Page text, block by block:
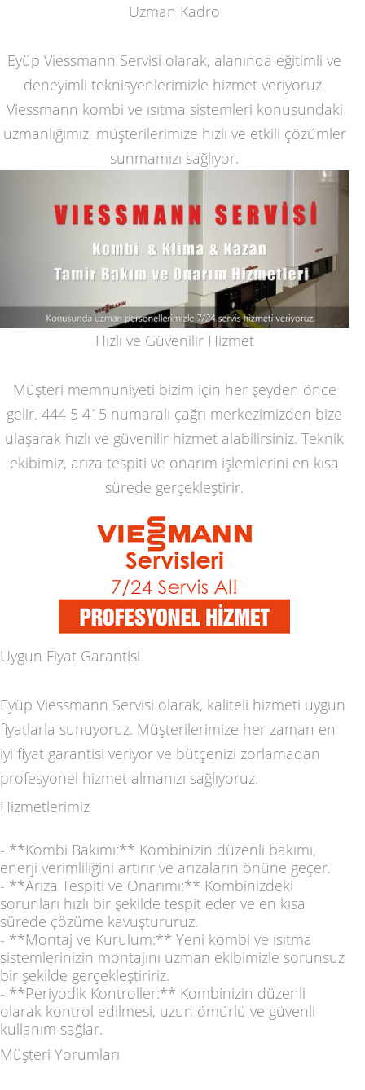
Uzman Kadro
Eyüp Viessmann Servisi olarak, alanında eğitimli ve
deneyimli teknisyenlerimizle hizmet veriyoruz.
Viessmann kombi ve ısıtma sistemleri konusundaki
uzmanlığımız, müşterilerimize hızlı ve etkili çözümler
sunmamızı sağlıyor.
Hızlı ve Güvenilir Hizmet
Müşteri memnuniyeti bizim için her şeyden önce
gelir. 444 5 415 numaralı çağrı merkezimizden bize
ulaşarak hızlı ve güvenilir hizmet alabilirsiniz. Teknik
ekibimiz, arıza tespiti ve onarım işlemlerini en kısa
sürede gerçekleştirir.
Uygun Fiyat Garantisi
Eyüp Viessmann Servisi olarak, kaliteli hizmeti uygun
fiyatlarla sunuyoruz. Müşterilerimize her zaman en
iyi fiyat garantisi veriyor ve bütçenizi zorlamadan
profesyonel hizmet almanızı sağlıyoruz.
Hizmetlerimiz
- **Kombi Bakımı:** Kombinizin düzenli bakımı,
enerji verimliliğini artırır ve arızaların önüne geçer.
- **Arıza Tespiti ve Onarımı:** Kombinizdeki
sorunları hızlı bir şekilde tespit eder ve en kısa
sürede çözüme kavuştururuz.
- **Montaj ve Kurulum:** Yeni kombi ve ısıtma
sistemlerinizin montajını uzman ekibimizle sorunsuz
bir şekilde gerçekleştiririz.
- **Periyodik Kontroller:** Kombinizin düzenli
olarak kontrol edilmesi, uzun ömürlü ve güvenli
kullanım sağlar.
Müşteri Yorumları